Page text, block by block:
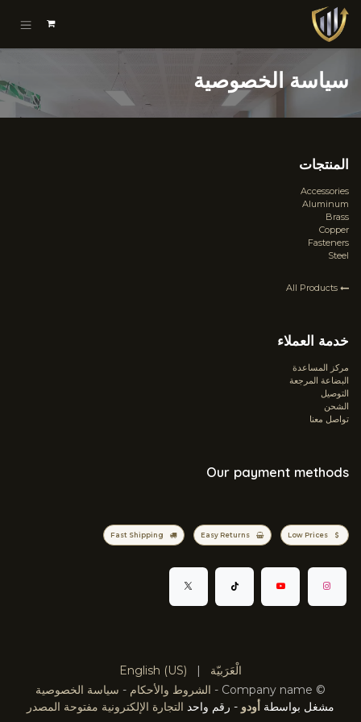
تخطي للذهاب إلى المحتوى
سياسة الخصوصية
المنتجات
Accessories
Aluminum
Brass
Copper
Fasteners
Steel
خدمة العملاء
مركز المساعدة
البضاعة المرجعة
التوصيل
الشحن
تواصل معنا
Our payment methods
Low Prices
©
Company name
- الشروط والأحكام - سياسة الخصوصية
الْعَرَبيّة English (US)
مشغل بواسطة أودو - رقم واحد التجارة الإلكترونية مفتوحة المصدر